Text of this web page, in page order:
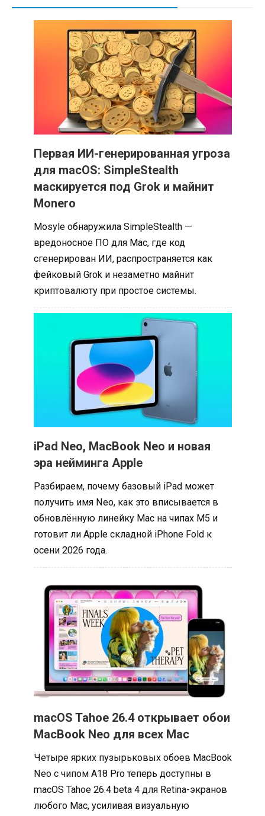
Первая ИИ-генерированная угроза
для macOS: SimpleStealth
маскируется под Grok и майнит
Monero
Mosyle обнаружила SimpleStealth —
вредоносное ПО для Mac, где код
сгенерирован ИИ, распространяется как
фейковый Grok и незаметно майнит
криптовалюту при простое системы.
iPad Neo, MacBook Neo и новая
эра нейминга Apple
Разбираем, почему базовый iPad может
получить имя Neo, как это вписывается в
обновлённую линейку Mac на чипах M5 и
готовит ли Apple складной iPhone Fold к
осени 2026 года.
macOS Tahoe 26.4 открывает обои
MacBook Neo для всех Mac
Четыре ярких пузырьковых обоев MacBook
Neo с чипом A18 Pro теперь доступны в
macOS Tahoe 26.4 beta 4 для Retina-экранов
любого Mac, усиливая визуальную